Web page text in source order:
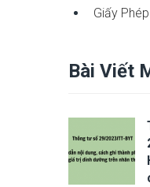
Giấy
Bài Viết